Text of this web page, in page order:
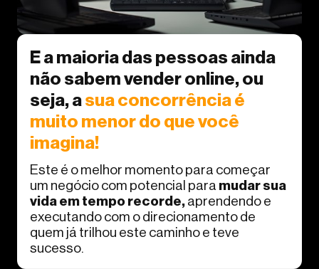
E a maioria das pessoas ainda
não sabem vender online, ou
seja, asua concorrência é
muito menor do que você
imagina!
Este é o melhor momento para começar
um negócio com potencial para mudar sua
vida em tempo recorde,aprendendo e
executando com o direcionamento de
quem já trilhou este caminho e teve
sucesso.